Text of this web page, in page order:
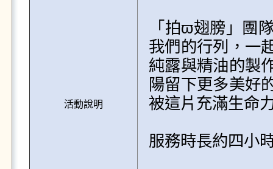
活動說明
「拍ϖ翅膀」團
我們的行列，一
純露與精油的製
陽留下更多美好
被這片充滿生命
服務時長約四小